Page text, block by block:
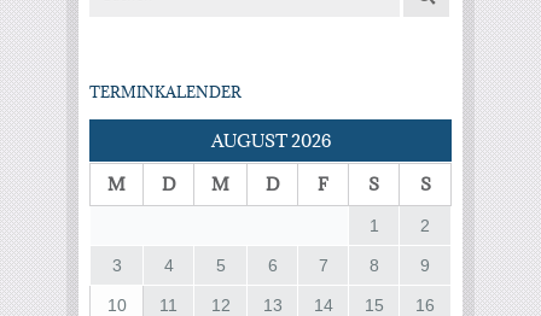
TERMINKALENDER
AUGUST 2026
M
D M D F S S
1 2
3 4 5 6 7 8 9
10 11 12 13 14 15 16